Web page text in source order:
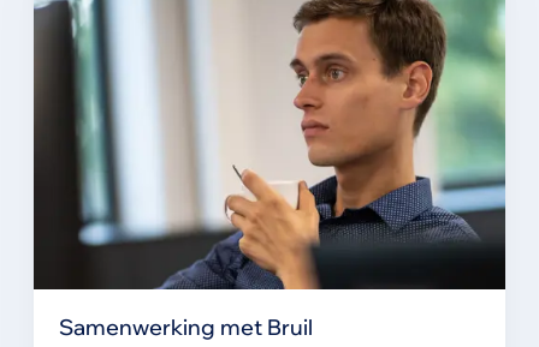
Samenwerking met Bruil